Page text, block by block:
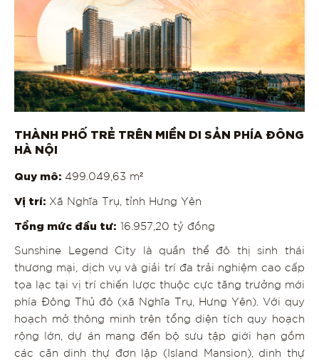
THÀNH PHỐ TRẺ TRÊN MIỀN DI SẢN PHÍA ĐÔNG
HÀ NỘI
Quy mô: 499.049,63 m²
Vị trí: Xã Nghĩa Trụ, tỉnh Hưng Yên
Tổng mức đầu tư: 16.957,20 tỷ đồng
Sunshine Legend City là quần thể đô thị sinh thái
thương mại, dịch vụ và giải trí đa trải nghiệm cao cấp
tọa lạc tại vị trí chiến lược thuộc cực tăng trưởng mới
phía Đông Thủ đô (xã Nghĩa Trụ, Hưng Yên). Với quy
hoạch mở thông minh trên tổng diện tích quy hoạch
rộng lớn, dự án mang đến bộ sưu tập giới hạn gồm
các căn dinh thự đơn lập (Island Mansion), dinh thự